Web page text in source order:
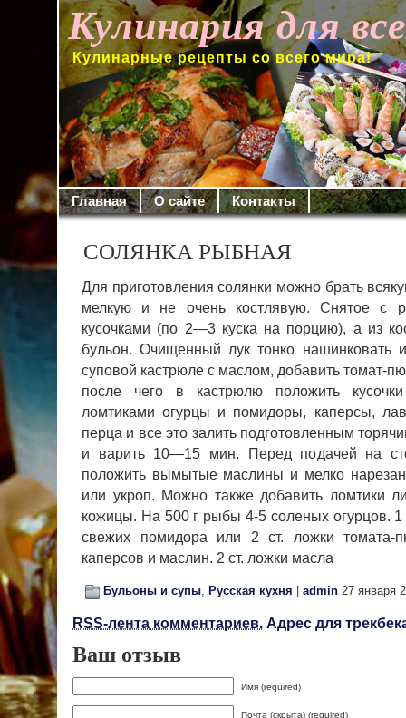
Кулинария для
Кулинарные рецепты со всего мира!
Главная О сайте Контакты
СОЛЯНКА РЫБНАЯ
Для приготовления солянки можно брать
мелкую и не очень костлявую. Снятое с
кусочками (по 2—3 куска на порцию), а из
бульон.Очищенный лук тонко нашинковать
суповой кастрюле с маслом, добавить томат-
после чего в кастрюлю положить
ломтиками огурцы и поми­доры, каперсы,
перца и все это залить подготовленным
и варить 10—15 мин. Перед подачей на
положить вымытые маслины и мелко
или укроп. Можно также доба­вить ломтики
кожицы. На 500 г рыбы 4-5 соленых огурцов. 1
свежих помидора или 2 ст. ложки томата-
каперсов и маслин. 2 ст. ложки масла
Бульоны и супы, Русская кухня admin 27 января
RSS-лента комментариев. Адрес для
Ваш отзыв
Имя (required)
Почта (скрыта) (required)